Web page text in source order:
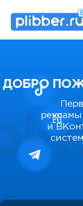
ДОБРО
рекламы
и